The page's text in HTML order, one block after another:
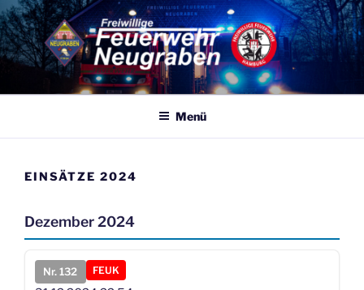
Zum
Inhalt
springen
FF NEUGRABEN
Eine von 86 Freiwilligen Feuerwehren Hamburgs – 365 Tage, 24
Menü
EINSÄTZE 2024
Dezember 2024
Nr. 132 FEUK